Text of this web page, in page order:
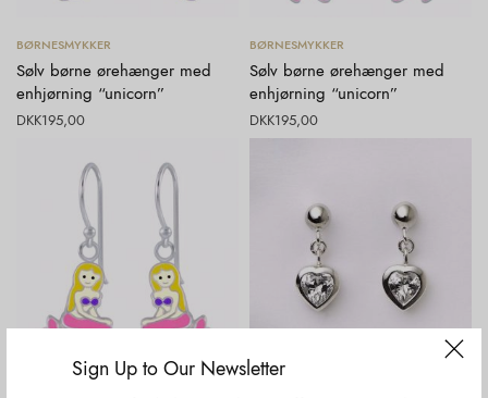
Sign Up to Our Newsletter
Tilføj til kurv
BØRNESMYKKER
Sølv børne ørehænger med
enhjørning “unicorn”
DKK195,00
Tilføj til kurv
BØRNESMYKKER
Sølv børne ørehænger med
enhjørning “unicorn”
DKK195,00
Tilføj til kurv